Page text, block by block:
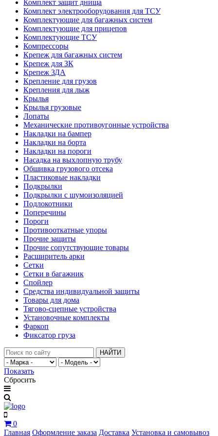
Комплект защит днища
Комплект электрооборудования для ТСУ
Комплектующие для багажных систем
Комплектующие для прицепов
Комплектующие ТСУ
Компрессоры
Крепеж для багажных систем
Крепеж для ЗК
Крепеж ЗДА
Крепление для грузов
Крепления для лыж
Крылья
Крылья грузовые
Лопаты
Механические противоугонные устройства
Накладки на бампер
Накладки на борта
Накладки на пороги
Насадка на выхлопную трубу
Обшивка грузового отсека
Пластиковые накладки
Подкрылки
Подкрылки с шумоизоляцией
Подлокотники
Поперечины
Пороги
Противооткатные упоры
Прочие защиты
Прочие сопутствующие товары
Расширитель арки
Сетки
Сетки в багажник
Спойлер
Средства индивидуальной защиты
Товары для дома
Тягово-сцепные устройства
Установочные комплекты
Фаркоп
Фиксатор груза
НАЙТИ
Показать
Сбросить
0
Главная Оформление заказа Доставка Установка и самовывоз